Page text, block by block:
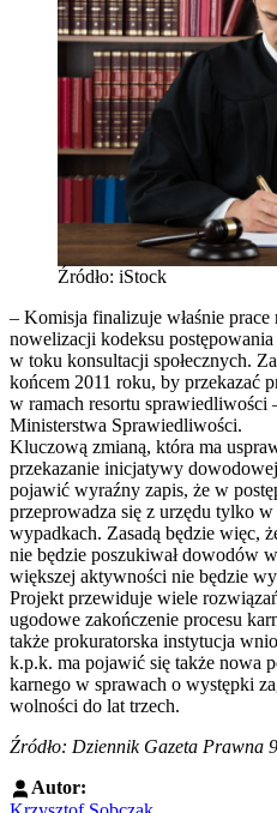
Źródło: iStock
– Komisja finalizuje właśnie
nowelizacji kodeksu postępowania
w toku konsultacji społecznych.
końcem 2011 roku, by przekazać
w ramach resortu
Ministerstwa Sprawiedliwości.
Kluczową zmianą, która ma
przekazanie inicjatywy
pojawić wyraźny zapis, że w
przeprowadza się z urzędu tylko
wypadkach. Zasadą będzie więc,
nie będzie poszukiwał dowodów
większej aktywności nie będzie
Projekt przewiduje wiele
ugodowe zakończenie procesu
także prokuratorska instytucja
k.p.k. ma pojawić się także nowa
karnego w sprawach o występki
wolności do lat trzech.
Źródło: Dziennik Gazeta Prawna
Autor: